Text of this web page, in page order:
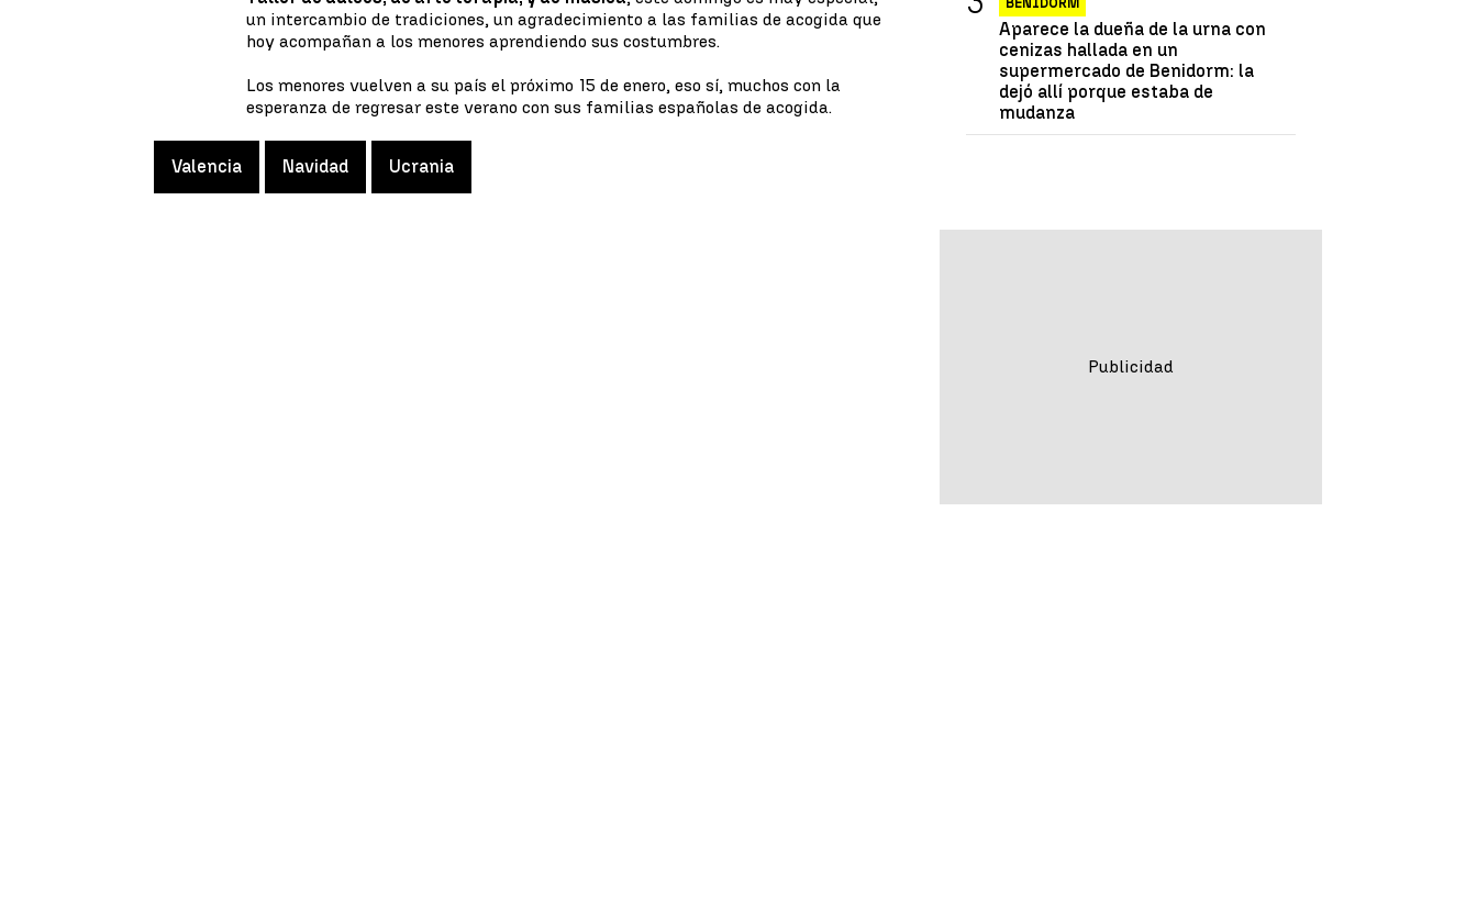
un intercambio de tradiciones, un agradecimiento a las familias de acogida que
hoy acompañan a los menores aprendiendo sus costumbres.
Los menores vuelven a su país el próximo 15 de enero, eso sí, muchos con la
esperanza de regresar este verano con sus familias españolas de acogida.
Valencia Navidad Ucrania
Aparece la dueña de la urna con
cenizas hallada en un
supermercado de Benidorm: la
dejó allí porque estaba de
mudanza